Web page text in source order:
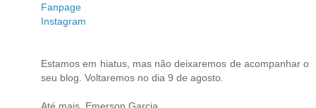
Fanpage
Instagram
Estamos em hiatus, mas não deixaremos de acompanhar o
seu blog. Voltaremos no dia 9 de agosto.
Até mais, Emerson Garcia